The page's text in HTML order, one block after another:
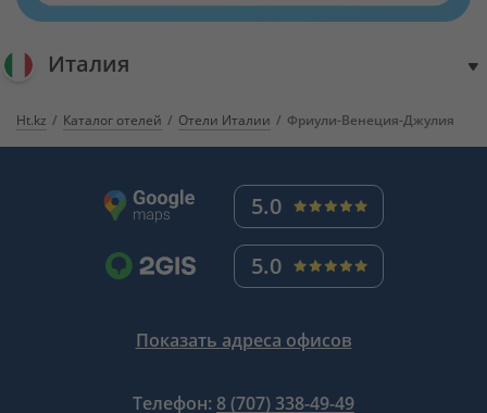
Италия
Ht.kz Каталог отелей Отели Италии Фриули-Венеция-Джулия
5.0
5.0
Показать адреса офисов
Телефон: 8 (707) 338-49-49